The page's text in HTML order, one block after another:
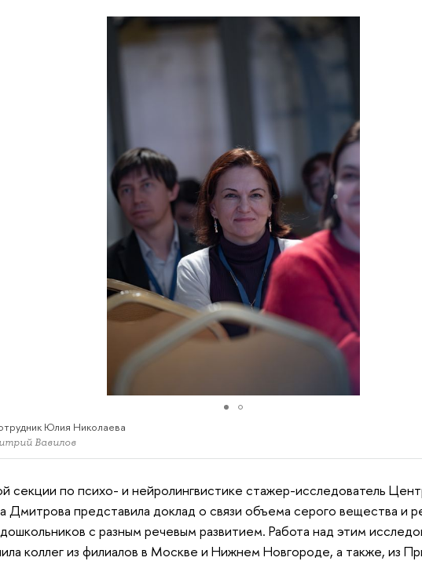
Юлия Николаева
Вавилов
секции по психо- и нейролингвистике стажер-исследователь
Дмитрова представила доклад о связи объема серого вещества и
с разным речевым развитием. Работа над этим
коллег из филиалов в Москве и Нижнем Новгороде, а также, из